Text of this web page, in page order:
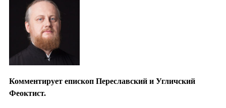
Комментирует епископ Переславский и Угличский
Феоктист.